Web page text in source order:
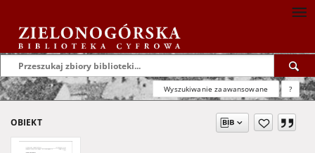
Wyszukiwanie zaawansowane ?
OBIEKT